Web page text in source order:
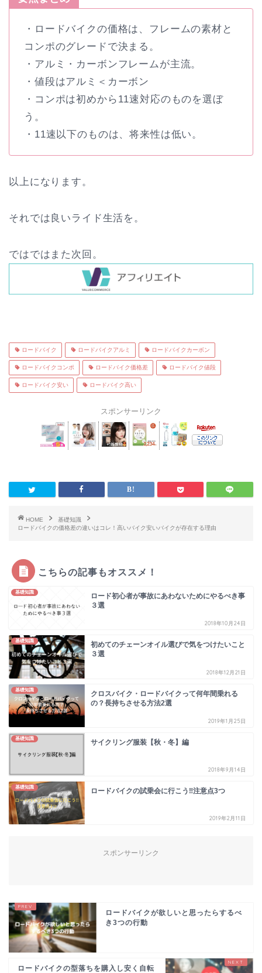
・ロードバイクの価格は、フレームの素材と
コンポのグレードで決まる。
・アルミ・カーボンフレームが主流。
・値段はアルミ＜カーボン
・コンポは初めから11速対応のものを選ぼ
う。
・11速以下のものは、将来性は低い。
以上になります。
それでは良いライド生活を。
ではではまた次回。
ロードバイク ロードバイクアルミ ロードバイクカーボン
ロードバイクコンポ ロードバイク価格差 ロードバイク値段
ロードバイク安い ロードバイク高い
スポンサーリンク
HOME
基礎知識
ロードバイクの価格差の違いはコレ！高いバイク安いバイクが存在する理由
こちらの記事もオススメ！
基礎知識
ロード初心者が事故にあわないためにやるべき事
３選
2018年10月24日
基礎知識
初めてのチェーンオイル選びで気をつけたいこと
３選
2018年12月21日
基礎知識
クロスバイク・ロードバイクって何年間乗れる
の？長持ちさせる方法2選
2019年1月25日
基礎知識 サイクリング服装【秋・冬】編
2018年9月14日
基礎知識 ロードバイクの試乗会に行こう‼︎注意点3つ
2019年2月11日
スポンサーリンク
ロードバイクが欲しいと思ったらするべ
き3つの行動
ロードバイクの型落ちを購入し安く自転